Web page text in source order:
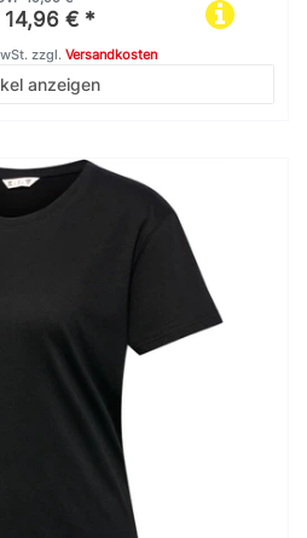
14,96 € *
anzeigen
zzgl. Versandkosten